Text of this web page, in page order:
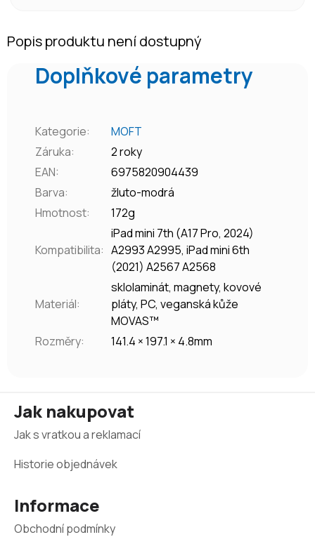
Popis produktu není dostupný
Doplňkové parametry
Kategorie:
MOFT
Záruka:
2 roky
EAN:
6975820904439
Barva:
žluto-modrá
Hmotnost: 172g
Kompatibilita:
iPad mini 7th (A17 Pro, 2024)
A2993 A2995, iPad mini 6th
(2021) A2567 A2568
Materiál:
sklolaminát, magnety, kovové
pláty, PC, veganská kůže
MOVAS™
Rozměry: 141.4 × 197.1 × 4.8mm
Jak nakupovat
Jak s vratkou a reklamací
Historie objednávek
Informace
Obchodní podmínky